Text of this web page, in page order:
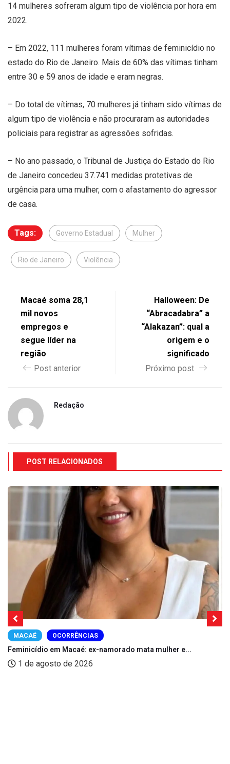
14 mulheres sofreram algum tipo de violência por hora em
2022.
– Em 2022, 111 mulheres foram vítimas de feminicídio no
estado do Rio de Janeiro. Mais de 60% das vítimas tinham
entre 30 e 59 anos de idade e eram negras.
– Do total de vítimas, 70 mulheres já tinham sido vítimas de
algum tipo de violência e não procuraram as autoridades
policiais para registrar as agressões sofridas.
– No ano passado, o Tribunal de Justiça do Estado do Rio
de Janeiro concedeu 37.741 medidas protetivas de
urgência para uma mulher, com o afastamento do agressor
de casa.
Tags: Governo Estadual Mulher
Rio de Janeiro Violência
Macaé soma 28,1
mil novos
empregos e
segue líder na
região
Post anterior
Halloween: De
“Abracadabra” a
“Alakazan”: qual a
origem e o
significado
Próximo post
Redação
POST RELACIONADOS
MACAÉ OCORRÊNCIAS
Feminicídio em Macaé: ex-namorado mata mulher e...
1 de agosto de 2026